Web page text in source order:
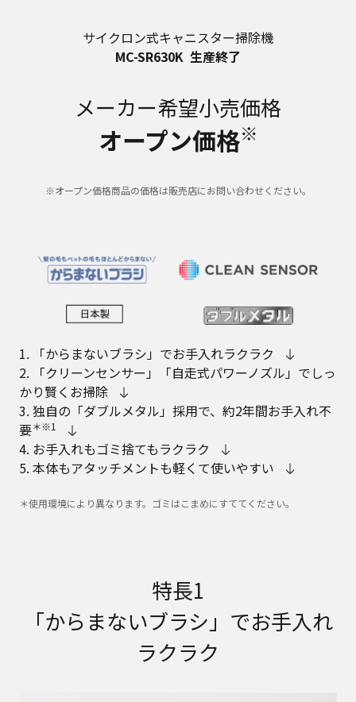
サイクロン式キャニスター掃除機
MC-SR630K 生産終了
メーカー希望小売価格
オープン価格※
※オープン価格商品の価格は販売店にお問い合わせください。
1. 「からまないブラシ」でお手入れラクラク
2. 「クリーンセンサー」「自走式パワーノズル」でしっ
かり賢くお掃除
3. 独自の「ダブルメタル」採用で、約2年間お手入れ不
要＊※1
4. お手入れもゴミ捨てもラクラク
5. 本体もアタッチメントも軽くて使いやすい
＊使用環境により異なります。ゴミはこまめにすててください。
特長1
「からまないブラシ」でお手入れ
ラクラク